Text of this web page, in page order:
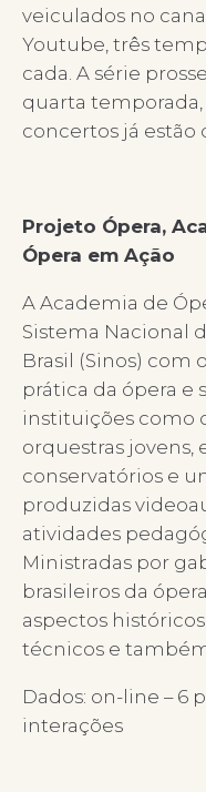
veiculados no
Youtube, três
cada. A série
quarta
concertos já estão
Projeto Ópera,
Ópera em Ação
A Academia de
Sistema Nacional
Brasil (Sinos) com
prática da ópera e
instituições como
orquestras jovens,
conservatórios e
produzidas
atividades
Ministradas por
brasileiros da
aspectos
técnicos e
Dados: on-line – 6
interações